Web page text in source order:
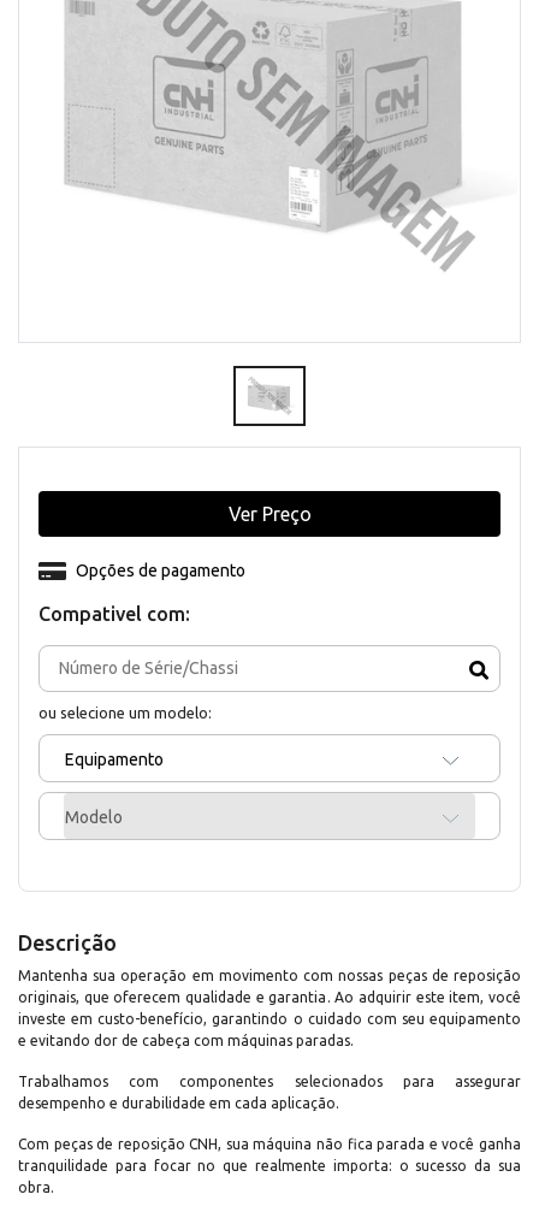
Compativel com:
ou selecione um modelo:
Equipamento
Modelo
Opções de pagamento
Ver Preço
Descrição
Mantenha sua operação em movimento com nossas peças de reposição
originais, que oferecem qualidade e garantia. Ao adquirir este item, você
investe em custo-benefício, garantindo o cuidado com seu equipamento
e evitando dor de cabeça com máquinas paradas.
Trabalhamos com componentes selecionados para assegurar
desempenho e durabilidade em cada aplicação.
Com peças de reposição CNH, sua máquina não fica parada e você ganha
tranquilidade para focar no que realmente importa: o sucesso da sua
obra.